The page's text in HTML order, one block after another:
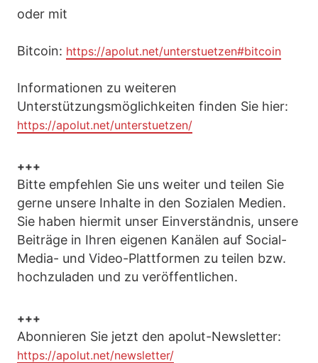
oder mit
Bitcoin: https://apolut.net/unterstuetzen#bitcoin
Informationen zu weiteren
Unterstützungsmöglichkeiten finden Sie hier:
https://apolut.net/unterstuetzen/
+++
Bitte empfehlen Sie uns weiter und teilen Sie
gerne unsere Inhalte in den Sozialen Medien.
Sie haben hiermit unser Einverständnis, unsere
Beiträge in Ihren eigenen Kanälen auf Social-
Media- und Video-Plattformen zu teilen bzw.
hochzuladen und zu veröffentlichen.
+++
Abonnieren Sie jetzt den apolut-Newsletter:
https://apolut.net/newsletter/